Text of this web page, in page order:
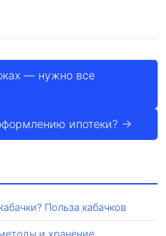
— нужно все
ипотеки? →
Польза кабачков
и хранение